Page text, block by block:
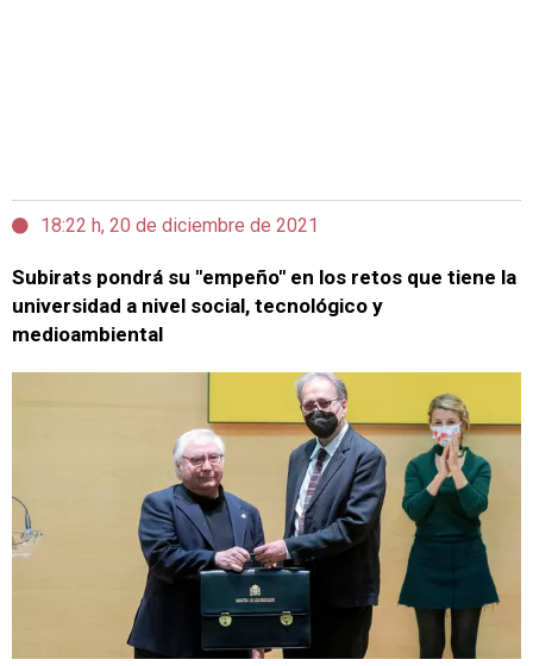
18:22 h, 20 de diciembre de 2021
Subirats pondrá su "empeño" en los retos que tiene la
universidad a nivel social, tecnológico y
medioambiental